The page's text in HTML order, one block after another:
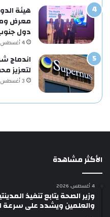
هيئة
معرض
دول
4 أغسطس، 2026
اندماج
لتعزيز
3 أغسطس، 2026
الأكثر مشاهدة
4 أغسطس، 2026
وزير الصحة يتابع تنفيذ
والعلمين ويشدد على سرعة